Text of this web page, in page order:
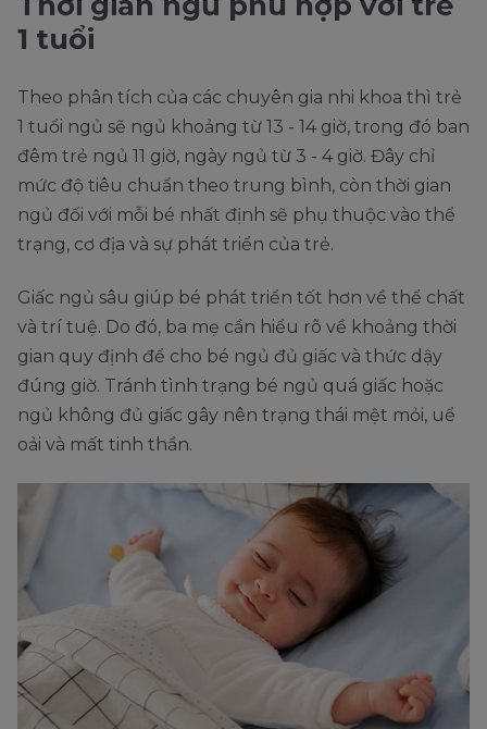
1 tuổi
Theo phân tích của các chuyên gia nhi khoa thì trẻ
1 tuổi ngủ sẽ ngủ khoảng từ 13 - 14 giờ, trong đó ban
đêm trẻ ngủ 11 giờ, ngày ngủ từ 3 - 4 giờ. Đây chỉ
mức độ tiêu chuẩn theo trung bình, còn thời gian
ngủ đối với mỗi bé nhất định sẽ phụ thuộc vào thể
trạng, cơ địa và sự phát triển của trẻ.
Giấc ngủ sâu giúp bé phát triển tốt hơn về thể chất
và trí tuệ. Do đó, ba mẹ cần hiểu rõ về khoảng thời
gian quy định để cho bé ngủ đủ giấc và thức dậy
đúng giờ. Tránh tình trạng bé ngủ quá giấc hoặc
ngủ không đủ giấc gây nên trạng thái mệt mỏi, uể
oải và mất tinh thần.